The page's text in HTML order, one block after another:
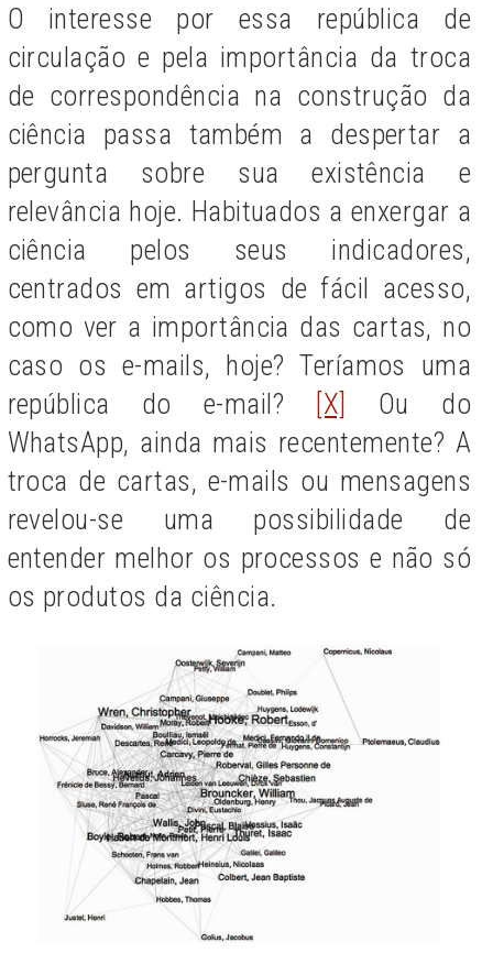
O interesse por essa república de
circulação e pela importância da troca
de correspondência na construção da
ciência passa também a despertar a
pergunta sobre sua existência e
relevância hoje. Habituados a enxergar a
ciência pelos seus indicadores,
centrados em artigos de fácil acesso,
como ver a importância das cartas, no
caso os e-mails, hoje? Teríamos uma
república do e-mail? [X]
Ou do
WhatsApp, ainda mais recentemente? A
troca de cartas, e-mails ou mensagens
revelou-se uma possibilidade de
entender melhor os processos e não só
os produtos da ciência.